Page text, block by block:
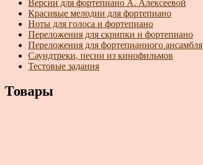
Версии для фортепиано А. Алексеевой
Красивые мелодии для фортепиано
Ноты для голоса и фортепиано
Переложения для скрипки и фортепиано
Переложения для фортепианного ансамбля
Саундтреки, песни из кинофильмов
Тестовые задания
Товары